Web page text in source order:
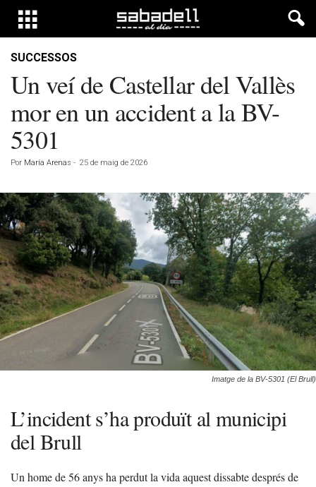
SUCCESSOS
Un veí de Castellar del Vallès
mor en un accident a la BV-
5301
Por María Arenas - 25 de maig de 2026
Imatge de la BV-5301 (El Brull)
L’incident s’ha produït al municipi
del Brull
Un home de 56 anys ha perdut la vida aquest dissabte després de